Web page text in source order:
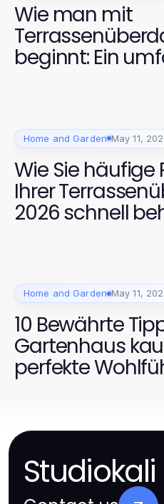
Wie man mit
beginnt: Ein
Leitfaden für 2026
Home and Garden May 11,
Wie Sie
Ihrer
2026 schnell
Home and Garden May 11,
10 Bewährte
Gartenhaus
perfekte
Studiokali